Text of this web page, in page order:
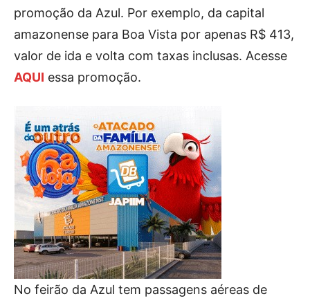
promoção da Azul. Por exemplo, da capital
amazonense para Boa Vista por apenas R$ 413,
valor de ida e volta com taxas inclusas. Acesse
AQUI essa promoção.
No feirão da Azul tem passagens aéreas de